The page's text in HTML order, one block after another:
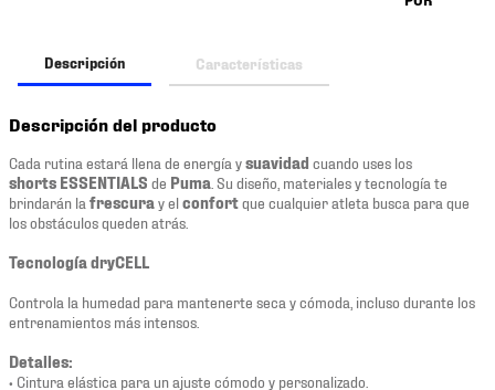
Descripción Características
Descripción del producto
Cada rutina estará llena de energía ysuavidad cuando uses los
shorts ESSENTIALS de Puma . Su diseño, materiales y tecnología te
brindarán la frescura y elconfortque cualquier atleta busca para que
los obstáculos queden atrás.
Tecnología dryCELL
Controla la humedad para mantenerte seca y cómoda, incluso durante los
entrenamientos más intensos.
Detalles:
• Cintura elástica para un ajuste cómodo y personalizado.